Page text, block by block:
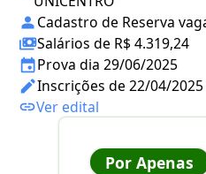
Cadastro de Reserva
Salários de R$ 4.319,24
Prova dia 29/06/2025
Inscrições de 22/04/
Ver edital
Por Apenas